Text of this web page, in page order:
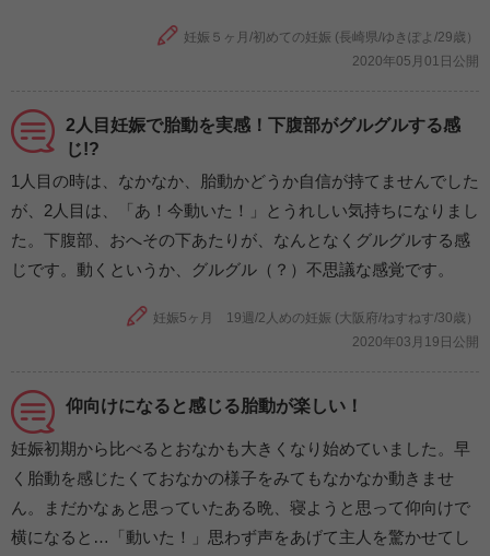
妊娠５ヶ月/初めての妊娠 (長崎県/ゆきぽよ/29歳）
2020年05月01日公開
2人目妊娠で胎動を実感！下腹部がグルグルする感
じ!?
1人目の時は、なかなか、胎動かどうか自信が持てませんでした
が、2人目は、「あ！今動いた！」とうれしい気持ちになりまし
た。下腹部、おへその下あたりが、なんとなくグルグルする感
じです。動くというか、グルグル（？）不思議な感覚です。
妊娠5ヶ月 19週/2人めの妊娠 (大阪府/ねすねす/30歳）
2020年03月19日公開
仰向けになると感じる胎動が楽しい！
妊娠初期から比べるとおなかも大きくなり始めていました。早
く胎動を感じたくておなかの様子をみてもなかなか動きませ
ん。まだかなぁと思っていたある晩、寝ようと思って仰向けで
横になると…「動いた！」思わず声をあげて主人を驚かせてし